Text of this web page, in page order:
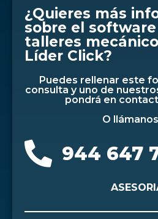
¿Quieres más
sobre el software
talleres
Líder Click?
Puedes rellenar este
consulta y uno de
pondrá en
O
944 647